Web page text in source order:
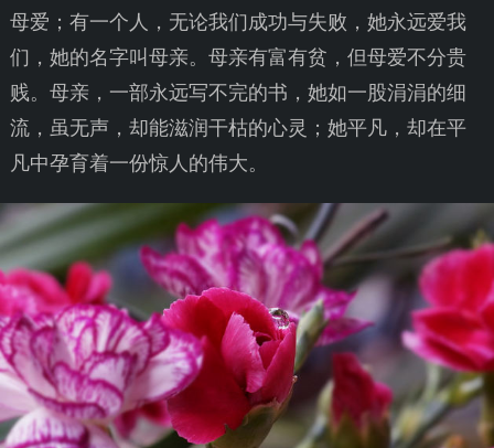
母爱；有一个人，无论我们成功与失败，她永远爱我
们，她的名字叫母亲。母亲有富有贫，但母爱不分贵
贱。母亲，一部永远写不完的书，她如一股涓涓的细
流，虽无声，却能滋润干枯的心灵；她平凡，却在平
凡中孕育着一份惊人的伟大。